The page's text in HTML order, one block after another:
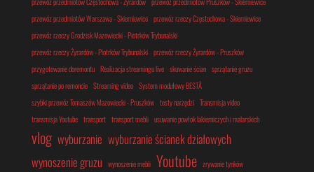
przewóz przedmiotów Warszawa - Skierniewice przewóz rzeczy Częstochowa - Skierniewice
przewóz rzeczy Grodzisk Mazowiecki - Piotrków Trybunalski
przewóz rzeczy Żyrardów - Piotrków Trybunalski przewóz rzeczy Żyrardów - Pruszków
przygotowanie doremontu Realizacja streamingu live skuwanie ścian sprzątanie gruzu
sprzątanie po remoncie Streaming video System modułowy BESTÅ
szybki przewóz Tomaszów Mazowiecki - Pruszków testy narzędzi Transmisja video
transmisja Youtube transport transport mebli usuwanie powłok lakierniczych i malarskich
vlog wyburzanie wyburzanie ścianek działowych
wynoszenie gruzu wynoszenie mebli Youtube zrywanie tynków